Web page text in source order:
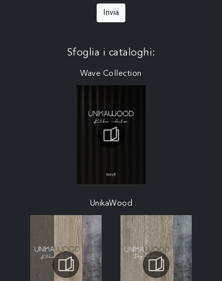
Invia
Sfoglia i cataloghi:
Wave Collection
UnikaWood